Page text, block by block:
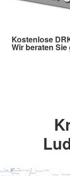
Kostenlose
Wir beraten Sie